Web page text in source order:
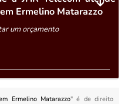
Ermelino Matarazzo
um orçamento
Ermelino Matarazzo" é de direito